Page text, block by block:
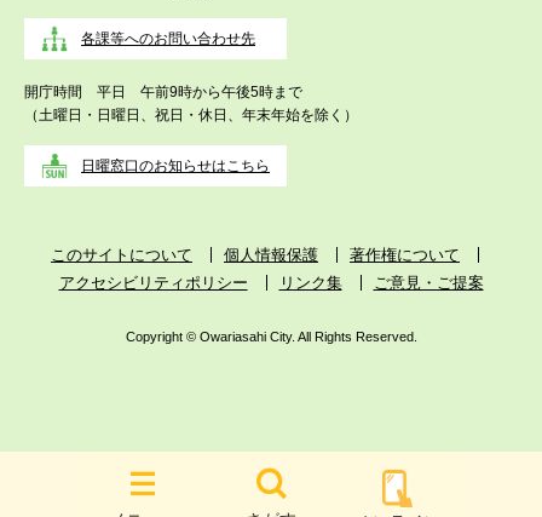
各課等へのお問い合わせ先
開庁時間 平日 午前9時から午後5時まで
（土曜日・日曜日、祝日・休日、年末年始を除く）
日曜窓口のお知らせはこちら
このサイトについて 個人情報保護
著作権について
アクセシビリティポリシー
リンク集 ご意見・ご提案
Copyright © Owariasahi City. All Rights Reserved.